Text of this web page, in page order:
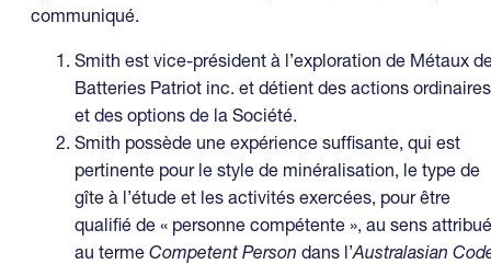
communiqué.
Smith est vice-président à l’exploration de Métaux
Batteries Patriot inc. et détient des actions ordinaires
et des options de la Société.
Smith possède une expérience suffisante, qui est
pertinente pour le style de minéralisation, le type de
gîte à l’étude et les activités exercées, pour être
qualifié de « personne compétente », au sens attribué
au terme Competent Person dans l’Australasian